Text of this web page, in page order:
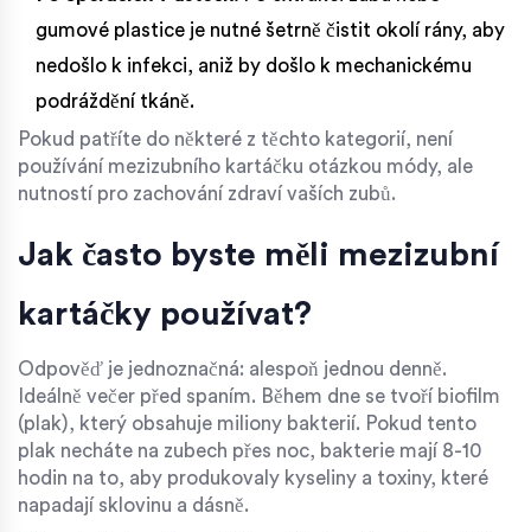
gumové plastice je nutné šetrně čistit okolí rány, aby
nedošlo k infekci, aniž by došlo k mechanickému
podráždění tkáně.
Pokud patříte do některé z těchto kategorií, není
používání mezizubního kartáčku otázkou módy, ale
nutností pro zachování zdraví vaších zubů.
Jak často byste měli mezizubní
kartáčky používat?
Odpověď je jednoznačná: alespoň jednou denně.
Ideálně večer před spaním. Během dne se tvoří biofilm
(plak), který obsahuje miliony bakterií. Pokud tento
plak necháte na zubech přes noc, bakterie mají 8-10
hodin na to, aby produkovaly kyseliny a toxiny, které
napadají sklovinu a dásně.